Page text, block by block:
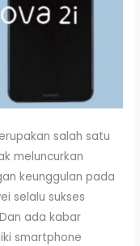
salah satu
meluncurkan
keunggulan pada
selalu sukses
ada kabar
smartphone